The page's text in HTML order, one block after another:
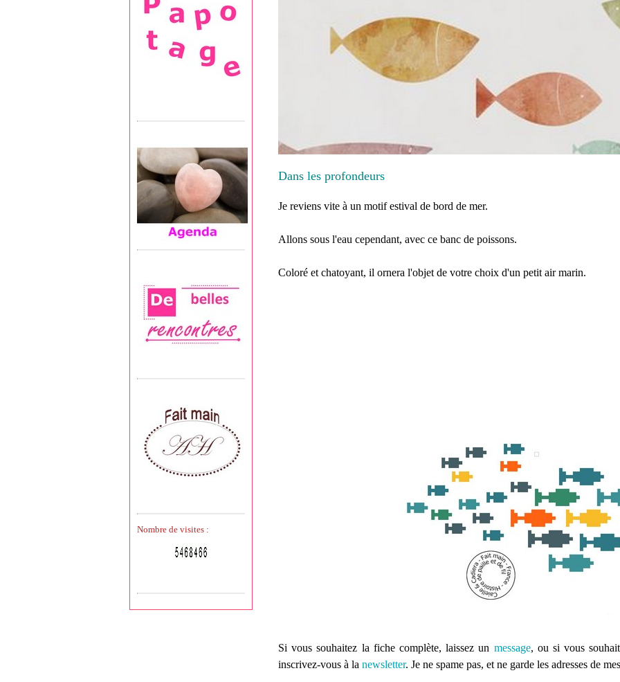
Nombre de visites :
Dans les profondeurs
Je reviens vite à un motif estival de bord de mer.
Allons sous l'eau cependant, avec ce banc de poissons.
Coloré et chatoyant, il ornera l'objet de votre choix d'un petit air marin.
Si vous souhaitez la fiche complète, laissez un message, ou si vous
inscrivez-vous à lanewsletter. Je ne spame pas, et ne garde les adresses de